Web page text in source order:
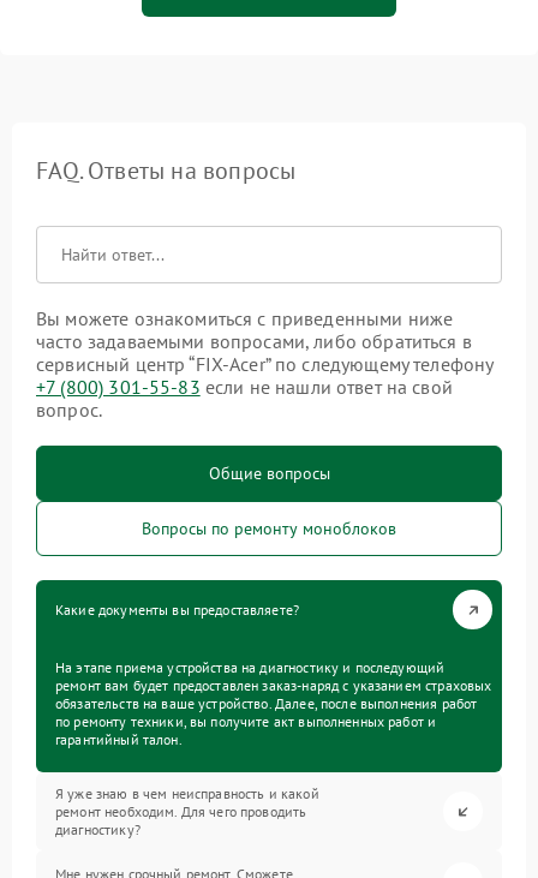
FAQ. Ответы на вопросы
Вы можете ознакомиться с приведенными ниже
часто задаваемыми вопросами, либо обратиться в
сервисный центр “FIX-Acer” по следующему телефону
+7 (800) 301-55-83 если не нашли ответ на свой
вопрос.
Общие вопросы
Вопросы по ремонту моноблоков
Какие документы вы предоставляете?
На этапе приема устройства на диагностику и последующий
ремонт вам будет предоставлен заказ-наряд с указанием страховых
обязательств на ваше устройство. Далее, после выполнения работ
по ремонту техники, вы получите акт выполненных работ и
гарантийный талон.
Я уже знаю в чем неисправность и какой
ремонт необходим. Для чего проводить
диагностику?
Мне нужен срочный ремонт. Сможете